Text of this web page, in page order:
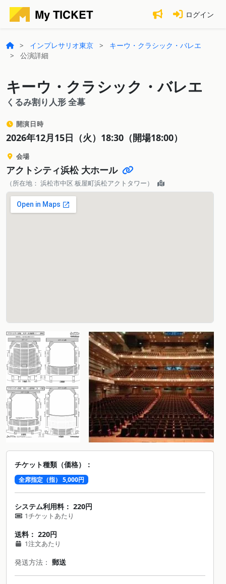
ログイン
インプレサリオ東京
キーウ・クラシック・バレエ
公演詳細
キーウ・クラシック・バレエ
くるみ割り人形 全幕
開演日時
2026年12月15日（火）18:30（開場18:00）
会場
アクトシティ浜松 大ホール
（所在地： 浜松市中区 板屋町浜松アクトタワー）
チケット種類（価格）：
全席指定（指） 5,000円
システム利用料： 220円
1チケットあたり
送料： 220円
1注文あたり
発送方法： 郵送